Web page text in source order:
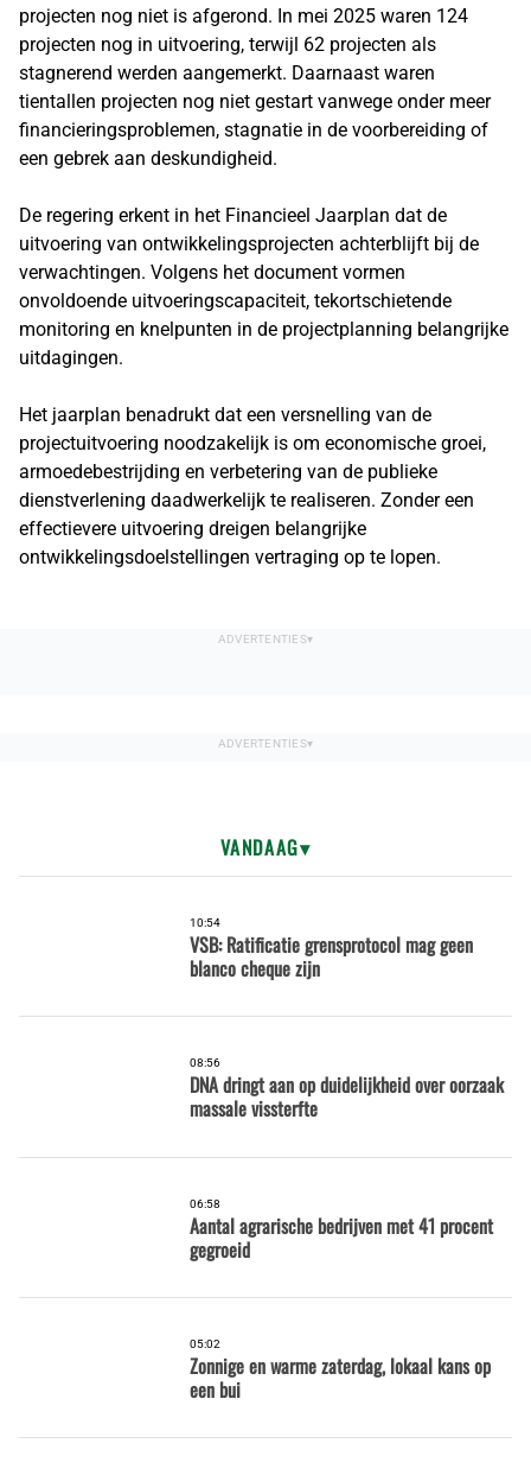
projecten nog niet is afgerond. In mei 2025 waren 124
projecten nog in uitvoering, terwijl 62 projecten als
stagnerend werden aangemerkt. Daarnaast waren
tientallen projecten nog niet gestart vanwege onder meer
financieringsproblemen, stagnatie in de voorbereiding of
een gebrek aan deskundigheid.
De regering erkent in het Financieel Jaarplan dat de
uitvoering van ontwikkelingsprojecten achterblijft bij de
verwachtingen. Volgens het document vormen
onvoldoende uitvoeringscapaciteit, tekortschietende
monitoring en knelpunten in de projectplanning belangrijke
uitdagingen.
Het jaarplan benadrukt dat een versnelling van de
projectuitvoering noodzakelijk is om economische groei,
armoedebestrijding en verbetering van de publieke
dienstverlening daadwerkelijk te realiseren. Zonder een
effectievere uitvoering dreigen belangrijke
ontwikkelingsdoelstellingen vertraging op te lopen.
VANDAAG
10:54
VSB: Ratificatie grensprotocol mag geen
blanco cheque zijn
08:56
DNA dringt aan op duidelijkheid over oorzaak
massale vissterfte
06:58
Aantal agrarische bedrijven met 41 procent
gegroeid
05:02
Zonnige en warme zaterdag, lokaal kans op
een bui